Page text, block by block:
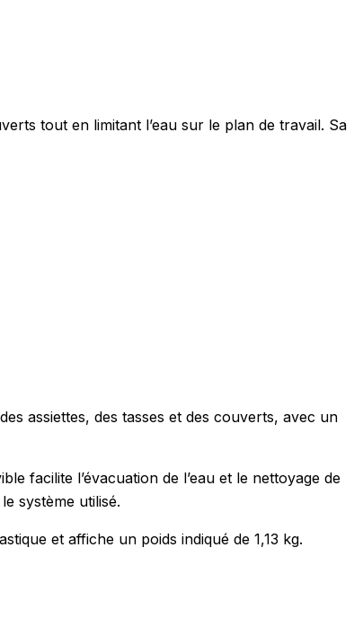
tout en limitant l’eau sur le plan de travail. Sa
assiettes, des tasses et des couverts, avec un
facilite l’évacuation de l’eau et le nettoyage de
système utilisé.
et affiche un poids indiqué de 1,13 kg.